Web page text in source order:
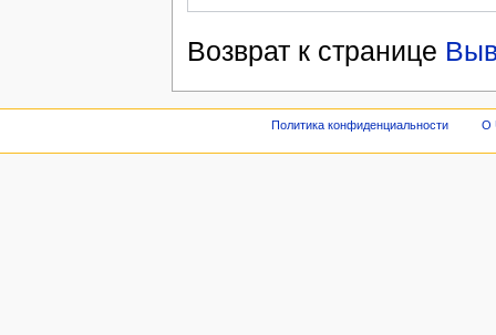
Возврат к странице
Политика конфиденциальности О